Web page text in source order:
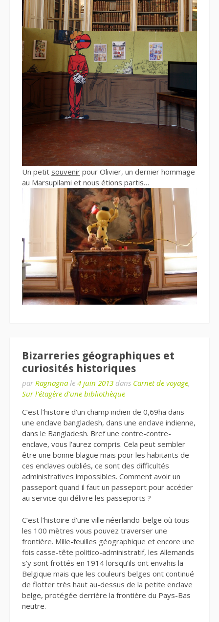
Un petit souvenir pour Olivier, un dernier hommage
au Marsupilami et nous étions partis…
Bizarreries géographiques et
curiosités historiques
par Ragnagna le 4 juin 2013 dans Carnet de voyage,
Sur l'étagère d'une bibliothèque
C’est l’histoire d’un champ indien de 0,69ha dans
une enclave bangladesh, dans une enclave indienne,
dans le Bangladesh. Bref une contre-contre-
enclave, vous l’aurez compris. Cela peut sembler
être une bonne blague mais pour les habitants de
ces enclaves oubliés, ce sont des difficultés
administratives impossibles. Comment avoir un
passeport quand il faut un passeport pour accéder
au service qui délivre les passeports ?
C’est l’histoire d’une ville néerlando-belge où tous
les 100 mètres vous pouvez traverser une
frontière. Mille-feuilles géographique et encore une
fois casse-tête politico-administratif, les Allemands
s’y sont frottés en 1914 lorsqu’ils ont envahis la
Belgique mais que les couleurs belges ont continué
de flotter très haut au-dessus de la petite enclave
belge, protégée derrière la frontière du Pays-Bas
neutre.